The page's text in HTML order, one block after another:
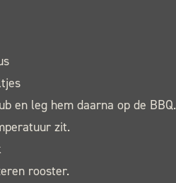
en leg hem daarna op de BBQ.
zit.
rooster.